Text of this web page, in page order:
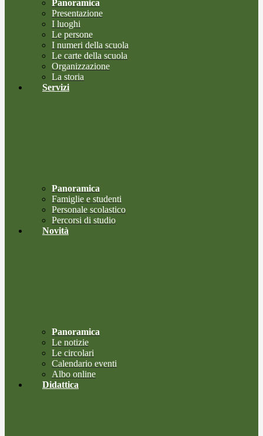
Panoramica
Presentazione
I luoghi
Le persone
I numeri della scuola
Le carte della scuola
Organizzazione
La storia
Servizi
Panoramica
Famiglie e studenti
Personale scolastico
Percorsi di studio
Novità
Panoramica
Le notizie
Le circolari
Calendario eventi
Albo online
Didattica